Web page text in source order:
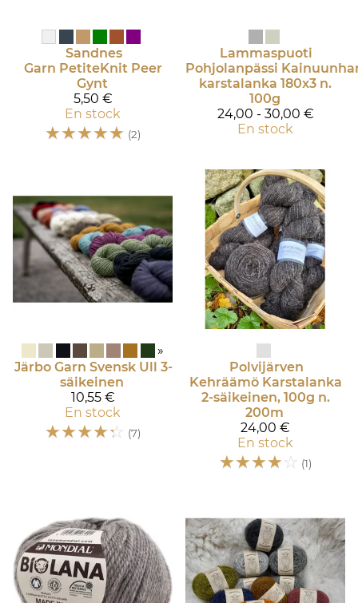
Sandnes
Garn PetiteKnit Peer
Gynt
5,50 €
En stock
☆☆☆☆☆ (2)
Lammaspuoti
Pohjolanpässi
karstalanka 180x3 n.
100g
24,00 - 30,00 €
En stock
»
Järbo Garn Svensk Ull 3-
säikeinen
10,55 €
En stock
☆☆☆☆☆ (7)
Polvijärven
Kehräämö Karstalanka
2-säikeinen, 100g n.
200m
24,00 €
En stock
☆☆☆☆☆ (1)